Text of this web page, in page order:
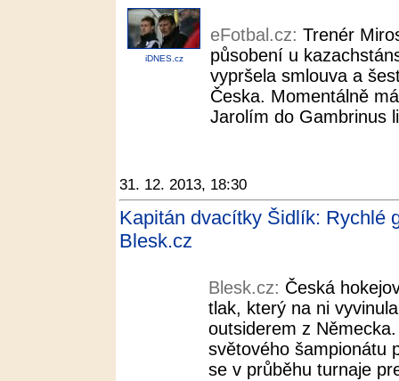
iDNES.cz
eFotbal.cz: Trenér
působení u
vypršela smlouva a
Česka. Momentálně
Jarolím do Gambrinus
31. 12. 2013, 18:30
Kapitán dvacítky Šidlík: Rychlé
Blesk.cz
Blesk.cz: Česká
tlak, který na ni
outsiderem z
světového šampionátu
se v průběhu turnaje